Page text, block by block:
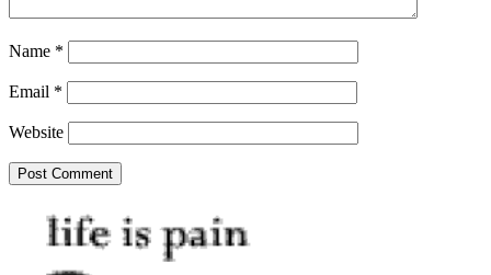
Name *
Email *
Website